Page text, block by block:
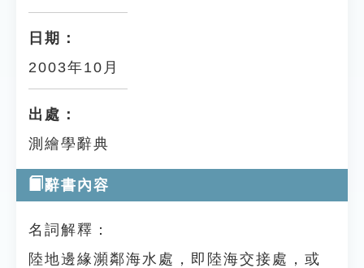
日期：
2003年10月
出處：
測繪學辭典
辭書內容
名詞解釋：
陸地邊緣瀕鄰海水處，即陸海交接處，或